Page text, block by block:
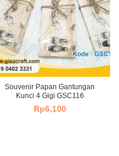
Souvenir Papan Gantungan
Kunci 4 Gigi GSC116
Rp6,100